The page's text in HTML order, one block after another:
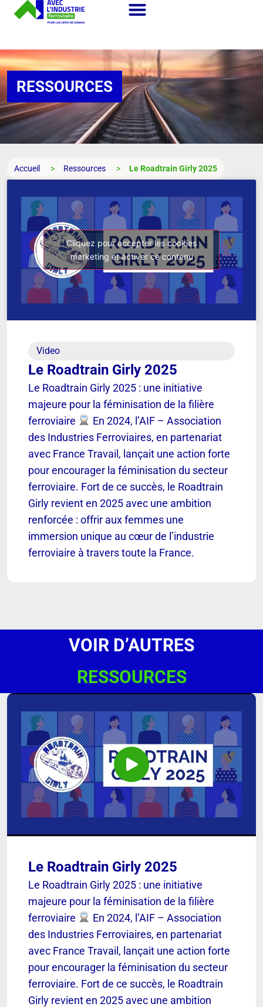
RESSOURCES
Accueil Ressources Le Roadtrain Girly 2025
Cliquez pour accepter les cookies
marketing et activer ce contenu
Video
Le Roadtrain Girly 2025
Le Roadtrain Girly 2025 : une initiative
majeure pour la féminisation de la filière
ferroviaire
En 2024, l’AIF – Association
des Industries Ferroviaires, en partenariat
avec France Travail, lançait une action forte
pour encourager la féminisation du secteur
ferroviaire. Fort de ce succès, le Roadtrain
Girly revient en 2025 avec une ambition
renforcée : offrir aux femmes une
immersion unique au cœur de l’industrie
ferroviaire à travers toute la France.
VOIR D’AUTRES
RESSOURCES
Le Roadtrain Girly 2025
Le Roadtrain Girly 2025 : une initiative
majeure pour la féminisation de la filière
ferroviaire
des Industries Ferroviaires, en partenariat
avec France Travail, lançait une action forte
pour encourager la féminisation du secteur
ferroviaire. Fort de ce succès, le Roadtrain
Girly revient en 2025 avec une ambition